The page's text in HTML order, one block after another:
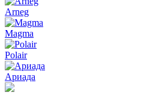
Arneg
Magma
Polair
Ариада